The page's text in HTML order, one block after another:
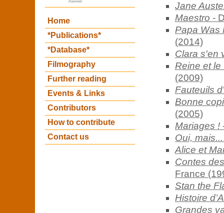
Home
*Publications*
*Database*
Filmography
Further reading
Events & Links
Contributors
How to contribute
Contact us
Jane
Maestro -
Papa Was
(2014)
Clara s'en
Reine et le
(2009)
Fauteuils
Bonne
(2005)
Mariages !
Oui, mais...
Alice et
Contes
France
Stan the
Histoire
Grandes